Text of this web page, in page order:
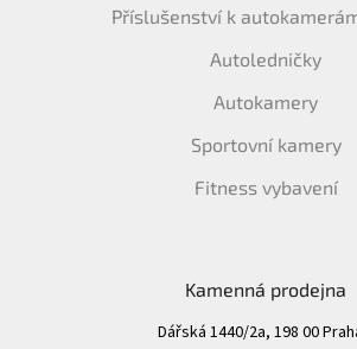
Příslušenství k
Autoledničky
Autokamery
Sportovní kamery
Fitness vybavení
Kamenná prodejna
Dářská 1440/2a, 198 00